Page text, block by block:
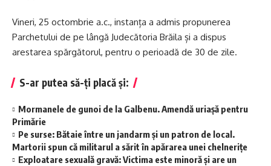
Vineri, 25 octombrie a.c., instanța a admis propunerea
Parchetului de pe lângă Judecătoria Brăila și a dispus
arestarea spărgătorul, pentru o perioadă de 30 de zile.
S-ar putea să-ți placă și:
Mormanele de gunoi de la Galbenu. Amendă uriașă pentru
Primărie
Pe surse: Bătaie între un jandarm și un patron de local.
Martorii spun că militarul a sărit în apărarea unei chelnerițe
Exploatare sexuală gravă: Victima este minoră și are un